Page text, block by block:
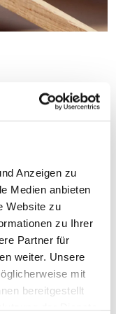
Anzeigen zu
Medien anbieten
Website zu
zu Ihrer
Partner für
weiter. Unsere
mit
bereitgestellt
CO. KG